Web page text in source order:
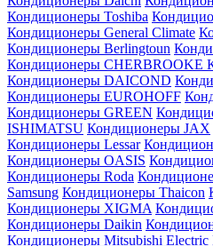
Кондиционеры Toshiba
Кондиционеры General Climate
Кондиционеры Berlingtoun
Кондиционеры CHERBROOKE
Кондиционеры DAICOND
Кондиционеры EUROHOFF
Кондиционеры GREEN
ISHIMATSU Кондиционеры JAX
Кондиционеры Lessar
Кондиционеры OASIS
Кондиционеры Roda
Samsung Кондиционеры Thaicon
Кондиционеры XIGMA
Кондиционеры Daikin
Кондиционеры Mitsubishi Electric